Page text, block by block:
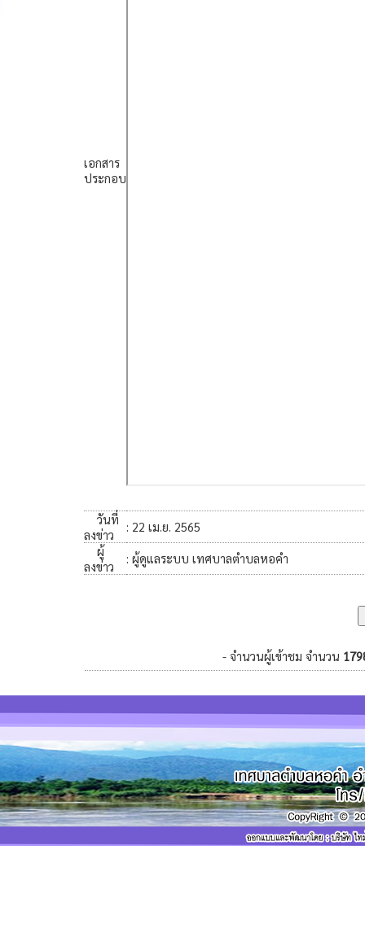
เอกสาร
ประกอบ
วันที่
ลงข่าว
: 22 เม.ย. 2565
ผู้
ลงข่าว
: ผู้ดูแลระบบ เทศบาลตำบลหอคำ
- จำนวนผู้เข้าชม จำนวน